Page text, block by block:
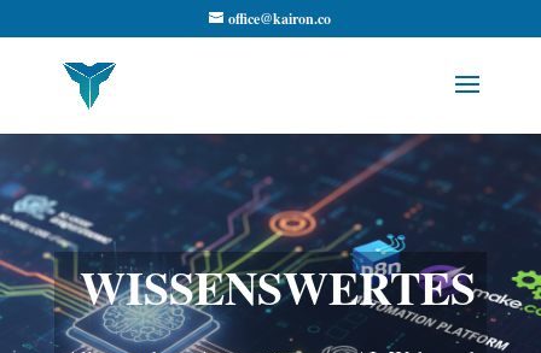
office@kairon.co
WISSENSWERTES